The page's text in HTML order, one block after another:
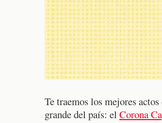
Te traemos los mejores
grande del país: el Corona